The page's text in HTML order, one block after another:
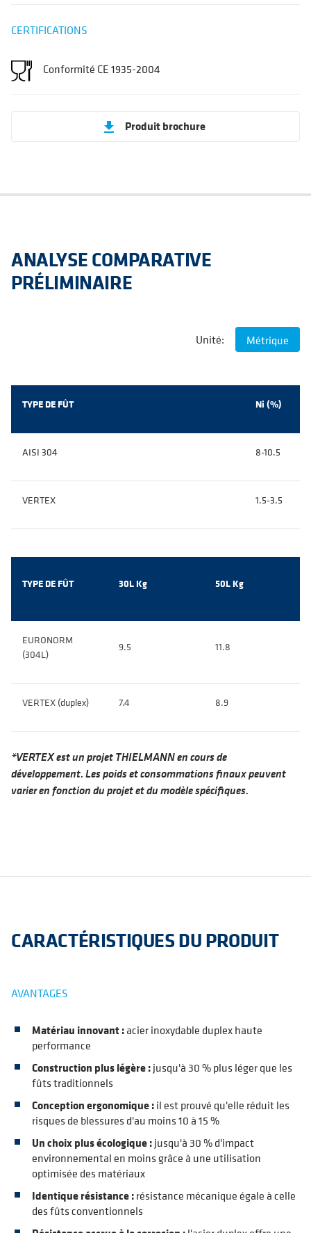
CERTIFICATIONS
Conformité CE 1935-2004
get_app Produit brochure
ANALYSE COMPARATIVE
PRÉLIMINAIRE
Unité: Métrique
TYPE DE FÛT Ni (%)
AISI 304 8-10.5
VERTEX 1.5-3.5
TYPE DE FÛT 30L Kg 50L Kg
EURONORM
(304L)
9.5 11.8
VERTEX (duplex) 7.4 8.9
*VERTEX est un projet THIELMANN en cours de
développement. Les poids et consommations finaux peuvent
varier en fonction du projet et du modèle spécifiques.
CARACTÉRISTIQUES DU PRODUIT
AVANTAGES
Matériau innovant :acier inoxydable duplex haute
performance
Construction plus légère :jusqu'à 30 % plus léger que les
fûts traditionnels
Conception ergonomique :il est prouvé qu'elle réduit les
risques de blessures d'au moins 10 à 15 %
Un choix plus écologique :jusqu'à 30 % d'impact
environnemental en moins grâce à une utilisation
optimisée des matériaux
Identique résistance :résistance mécanique égale à celle
des fûts conventionnels